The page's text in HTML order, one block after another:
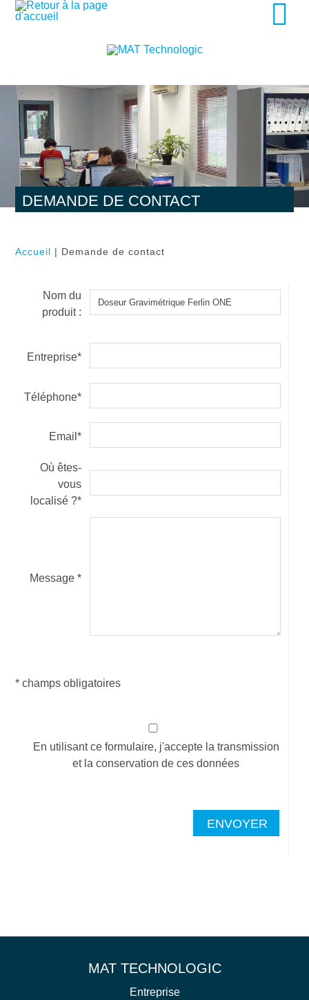
DEMANDE DE CONTACT
Accueil | Demande de contact
Nom du
produit :
Entreprise*
Téléphone*
Email*
Où êtes-
vous
localisé ?*
Message *
* champs obligatoires
En utilisant ce formulaire, j'accepte la transmission
et la conservation de ces données
MAT TECHNOLOGIC
Entreprise